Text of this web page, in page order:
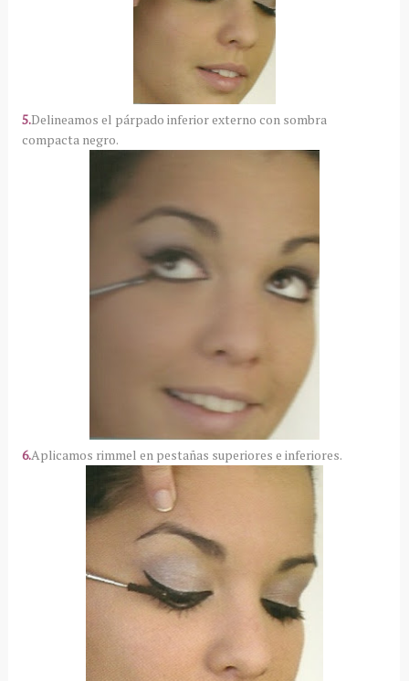
5.Delineamos el párpado inferior externo con sombra
compacta negro.
6.Aplicamos rimmel en pestañas superiores e inferiores.